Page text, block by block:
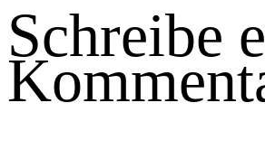
Schreibe